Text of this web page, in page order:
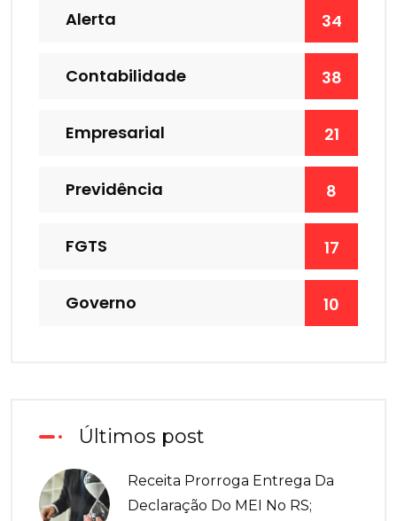
Alerta 34
Contabilidade 38
Empresarial 21
Previdência 8
FGTS 17
Governo 10
Últimos post
Receita Prorroga Entrega Da
Declaração Do MEI No RS;